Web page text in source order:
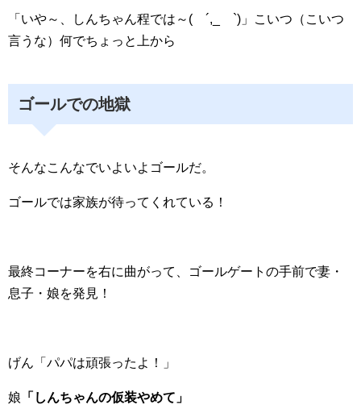
「いや～、しんちゃん程では～( ´,_ゝ`)」こいつ（こいつ
言うな）何でちょっと上から
ゴールでの地獄
そんなこんなでいよいよゴールだ。
ゴールでは家族が待ってくれている！
最終コーナーを右に曲がって、ゴールゲートの手前で妻・
息子・娘を発見！
げん「パパは頑張ったよ！」
娘 「しんちゃんの仮装やめて」